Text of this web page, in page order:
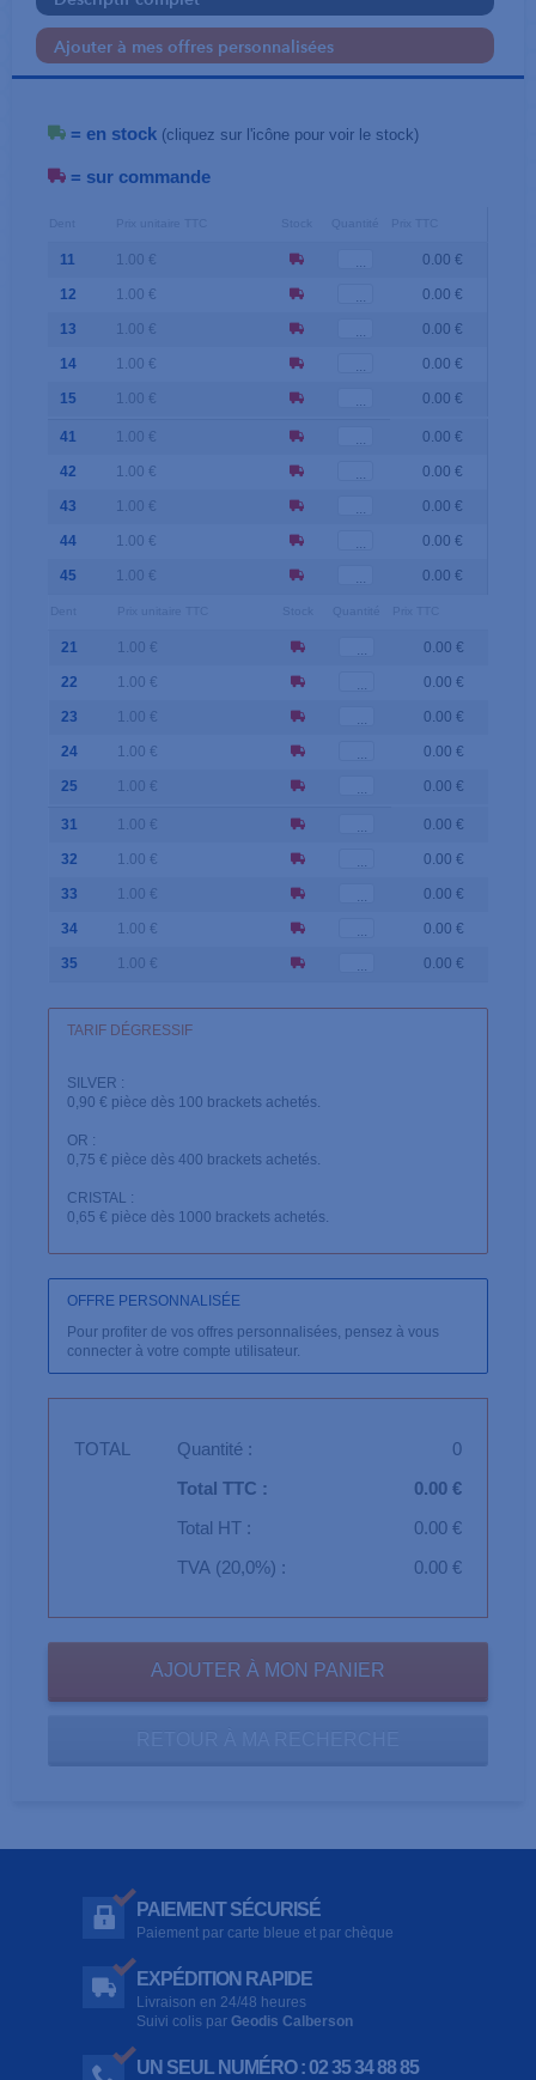
Ajouter à mes offres personnalisées
= en stock (cliquez sur l'icône pour voir le stock)
= sur commande
11 1.00 € 0.00 €
12 1.00 € 0.00 €
13 1.00 € 0.00 €
14 1.00 € 0.00 €
15 1.00 € 0.00 €
41 1.00 € 0.00 €
42 1.00 € 0.00 €
43 1.00 € 0.00 €
44 1.00 € 0.00 €
45 1.00 € 0.00 €
21 1.00 € 0.00 €
22 1.00 € 0.00 €
23 1.00 € 0.00 €
24 1.00 € 0.00 €
25 1.00 € 0.00 €
31 1.00 € 0.00 €
32 1.00 € 0.00 €
33 1.00 € 0.00 €
34 1.00 € 0.00 €
35 1.00 € 0.00 €
TARIF DÉGRESSIF
SILVER :
0,90 € pièce dès 100 brackets achetés.
OR :
0,75 € pièce dès 400 brackets achetés.
CRISTAL :
0,65 € pièce dès 1000 brackets achetés.
OFFRE PERSONNALISÉE
Pour profiter de vos offres personnalisées, pensez à vous
connecter à votre compte utilisateur.
TOTAL Quantité :
0
Total TTC :
0.00 €
Total HT :
0.00 €
TVA (20,0%) :
0.00 €
PAIEMENT SÉCURISÉ
Paiement par carte bleue et par chèque
EXPÉDITION RAPIDE
Livraison en 24/48 heures
Suivi colis par Geodis Calberson
UN SEUL NUMÉRO : 02 35 34 88 85